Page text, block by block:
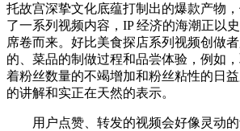
托故宫深挚文化底蕴打制出的爆款产物
了一系列视频内容，IP 经济的海潮正以
席卷而来。好比美食探店系列视频创做
的、菜品的制做过程和品尝体验，例如
着粉丝数量的不竭增加和粉丝粘性的日
的讲解和实正在天然的表示。
用户点赞、转发的视频会好像灵动的